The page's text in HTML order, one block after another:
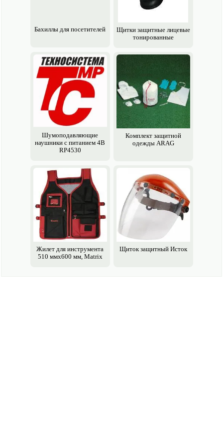
Бахиллы для посетителей
Щитки защитные лицевые
тонированные
Шумоподавляющие
наушники с питанием 4В
RP4530
Комплект защитной
одежды ARAG
Жилет для инструмента
510 ммх600 мм, Matrix
Щиток защитный Исток